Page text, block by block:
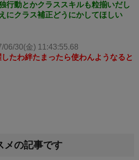
行動とかクラススキルも粒揃いだし
にクラス補正どうにかしてほしい
06/30(金) 11:43:55.68
たわ絆たまったら使わんようなると
メの記事です